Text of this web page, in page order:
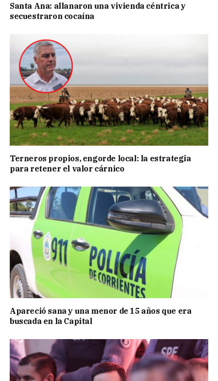
Santa Ana: allanaron una vivienda céntrica y
secuestraron cocaína
Terneros propios, engorde local: la estrategia
para retener el valor cárnico
Apareció sana y una menor de 15 años que era
buscada en la Capital